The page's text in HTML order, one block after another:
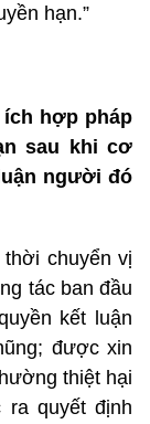
hạn.”
hợp pháp
sau khi cơ
người đó
chuyển vị
tác ban đầu
kết luận
được xin
thiệt hại
ra quyết định